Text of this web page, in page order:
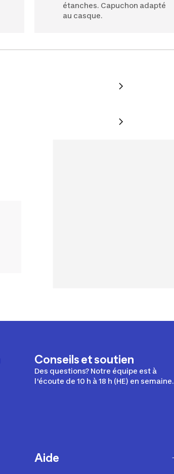
étanches. Capuchon adapté
au casque.
Conseils et soutien
Des questions? Notre équipe est à
l'écoute de 10 h à 18 h (HE) en semaine.
Aide